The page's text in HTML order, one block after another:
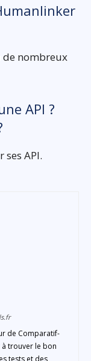
de nombreux
API ?
API.
de Comparatif-
trouver le bon
tests et des